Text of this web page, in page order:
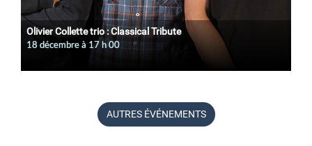
Olivier Collette trio : Classical Tribute
18 décembre à 17 h 00
AUTRES ÉVÉNEMENTS